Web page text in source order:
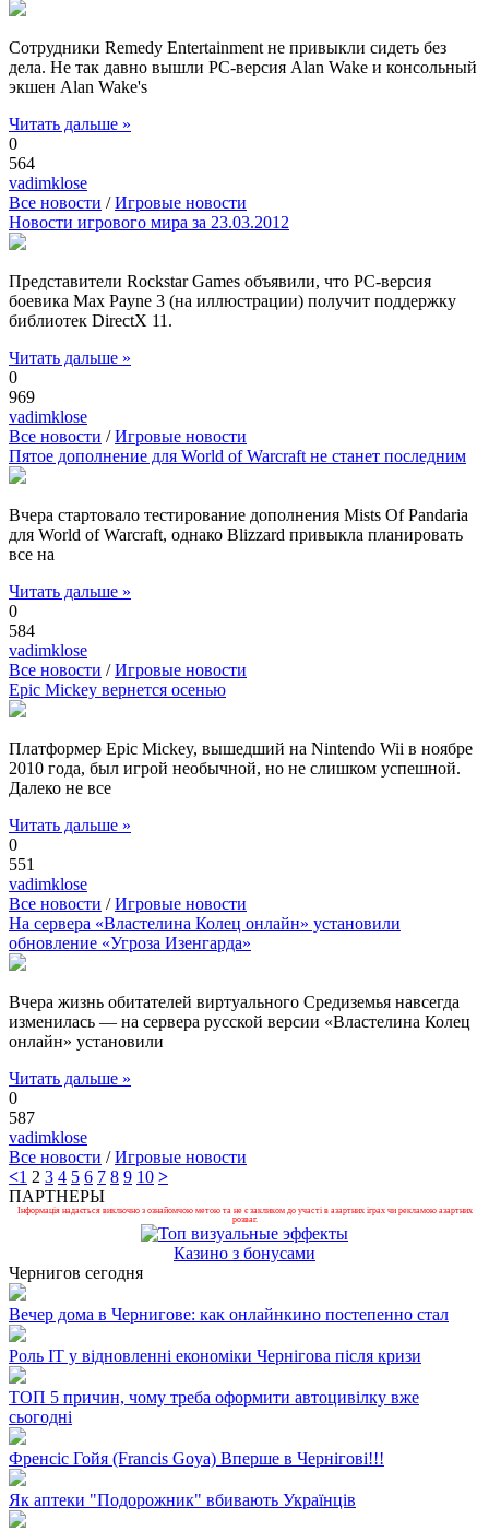
Сотрудники Remedy Entertainment не привыкли сидеть без
дела. Не так давно вышли РС-версия Alan Wake и консольный
экшен Alan Wake's
Читать дальше »
0
564
vadimklose
Все новости /Игровые новости
Новости игрового мира за 23.03.2012
Представители Rockstar Games объявили, что РС-версия
боевика Max Payne 3 (на иллюстрации) получит поддержку
библиотек DirectX 11.
Читать дальше »
0
969
vadimklose
Все новости /Игровые новости
Пятое дополнение для World of Warcraft не станет последним
Вчера стартовало тестирование дополнения Mists Of Pandaria
для World of Warcraft, однако Blizzard привыкла планировать
все на
Читать дальше »
0
584
vadimklose
Все новости /Игровые новости
Epic Mickey вернется осенью
Платформер Epic Mickey, вышедший на Nintendo Wii в ноябре
2010 года, был игрой необычной, но не слишком успешной.
Далеко не все
Читать дальше »
0
551
vadimklose
Все новости /Игровые новости
На сервера «Властелина Колец онлайн» установили
обновление «Угроза Изенгарда»
Вчера жизнь обитателей виртуального Средиземья навсегда
изменилась — на сервера русской версии «Властелина Колец
онлайн» установили
Читать дальше »
0
587
vadimklose
Все новости /Игровые новости
<1 2 3 4 5 6 7 8 9 10 >
ПАРТНЕРЫ
Інформація надається виключно з ознайомчою метою та не є закликом до участі в азартних іграх чи рекламою азартних
розваг.
Казино з бонусами
Чернигов сегодня
Вечер дома в Чернигове: как онлайнкино постепенно стал
Роль ІТ у відновленні економіки Чернігова після кризи
ТОП 5 причин, чому треба оформити автоцивілку вже
сьогодні
Френсіс Гойя (Francis Goya) Вперше в Чернігові!!!
Як аптеки "Подорожник" вбивають Українців